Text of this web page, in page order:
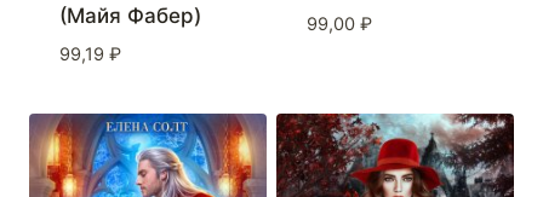
(Майя Фабер)
99,19 ₽
99,00 ₽